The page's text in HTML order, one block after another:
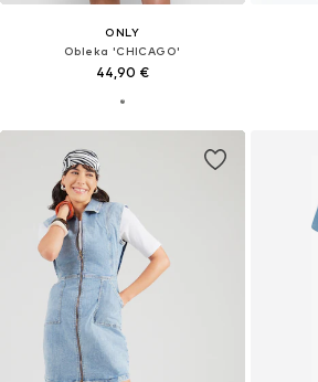
ONLY
Obleka 'CHICAGO'
44,90 €